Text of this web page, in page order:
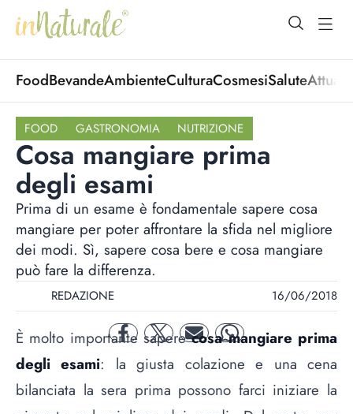
open
FoodBevandeAmbienteCulturaCosmesiSalute
FOOD GASTRONOMIA NUTRIZIONE
Cosa mangiare prima
degli esami
Prima di un esame è fondamentale sapere cosa
mangiare per poter affrontare la sfida nel migliore
dei modi. Sì, sapere cosa bere e cosa mangiare
può fare la differenza.
REDAZIONE 16/06/2018
facebooktwitter mail whatsapp
È molto importante saperecosa mangiare prima
degli esami: la giusta colazione e una cena
bilanciata la sera prima possono farci iniziare la